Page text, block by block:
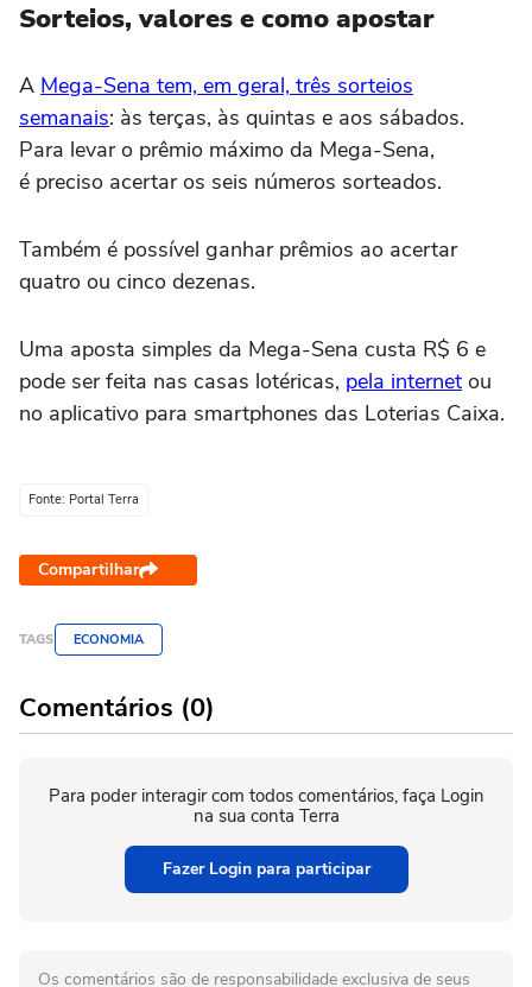
Sorteios, valores e como apostar
A Mega-Sena tem, em geral, três sorteios
semanais: às terças, às quintas e aos sábados.
Para levar o prêmio máximo da Mega-Sena,
é preciso acertar os seis números sorteados.
Também é possível ganhar prêmios ao acertar
quatro ou cinco dezenas.
Uma aposta simples da Mega-Sena custa R$ 6 e
pode ser feita nas casas lotéricas, pela internet ou
no aplicativo para smartphones das Loterias Caixa.
Fonte: Portal Terra
Compartilhar
TAGS ECONOMIA
Comentários (0)
Para poder interagir com todos comentários, faça Login
na sua conta Terra
Fazer Login para participar
Os comentários são de responsabilidade exclusiva de seus